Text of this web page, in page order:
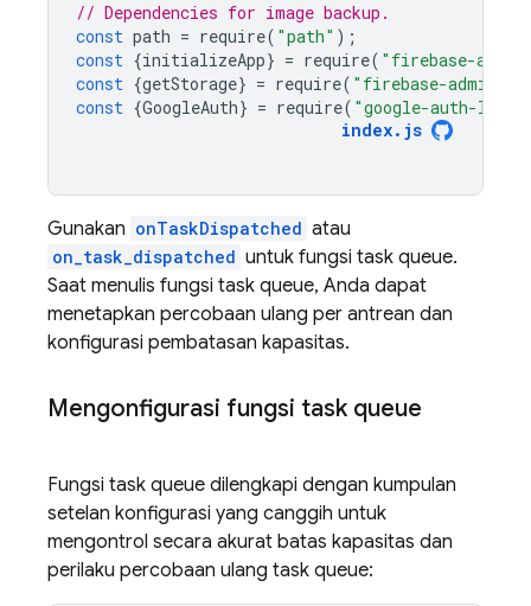
// Dependencies for image backup.
const path = require( "path" );
const {initializeApp} = require( "firebase-
const {getStorage} = require( "firebase-admin/
const {GoogleAuth} = require( "google-auth-
index. js
Gunakan onTaskDispatched atau
on_task_dispatched untuk fungsi task queue.
Saat menulis fungsi task queue, Anda dapat
menetapkan percobaan ulang per antrean dan
konfigurasi pembatasan kapasitas.
Mengonfigurasi fungsi task queue
Fungsi task queue dilengkapi dengan kumpulan
setelan konfigurasi yang canggih untuk
mengontrol secara akurat batas kapasitas dan
perilaku percobaan ulang task queue: